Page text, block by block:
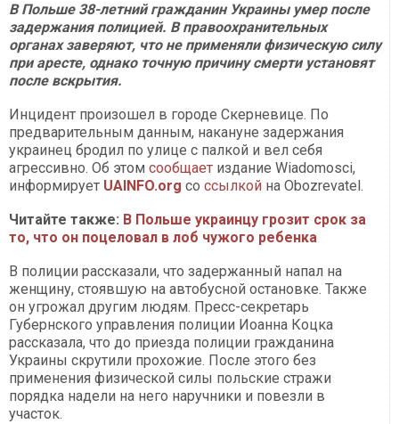
В Польше 38-летний гражданин Украины умер после
задержания полицией. В правоохранительных
органах заверяют, что не применяли физическую силу
при аресте, однако точную причину смерти установят
после вскрытия.
Инцидент произошел в городе Скерневице. По
предварительным данным, накануне задержания
украинец бродил по улице с палкой и вел себя
агрессивно. Об этом сообщает издание Wiadomosci,
информирует UAINFO.org со ссылкой на Оbozrevatel.
Читайте также: В Польше украинцу грозит срок за
то, что он поцеловал в лоб чужого ребенка
В полиции рассказали, что задержанный напал на
женщину, стоявшую на автобусной остановке. Также
он угрожал другим людям. Пресс-секретарь
Губернского управления полиции Иоанна Коцка
рассказала, что до приезда полиции гражданина
Украины скрутили прохожие. После этого без
применения физической силы польские стражи
порядка надели на него наручники и повезли в
участок.